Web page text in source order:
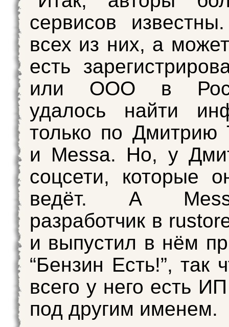
сервисов
всех из них, а
есть
или ООО в
удалось найти
только по Дмитрию
и Messa. Но, у
соцсети, которые
ведёт. А
разработчик в
и выпустил в нём
“Бензин Есть!”, так
всего у него есть
под другим именем.